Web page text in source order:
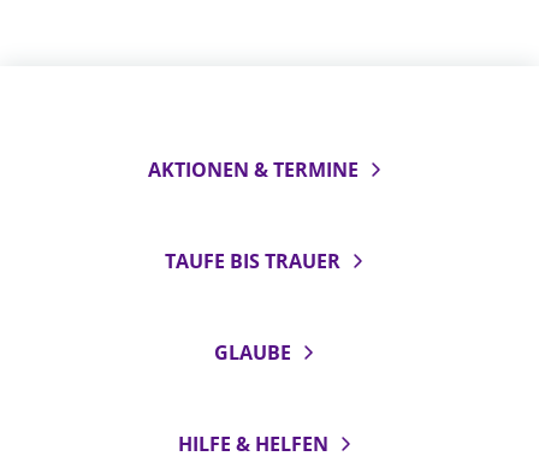
AKTIONEN & TERMINE
TAUFE BIS TRAUER
GLAUBE
HILFE & HELFEN